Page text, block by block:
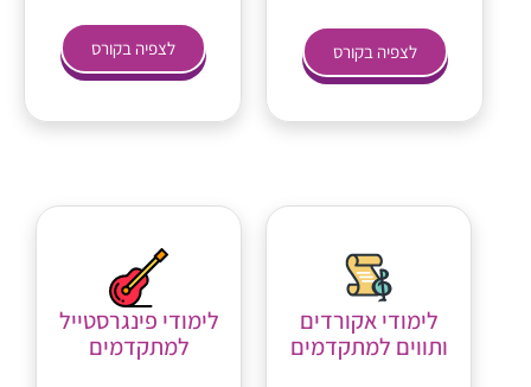
לצפיה בקורס לצפיה בקורס
לימודי אקורדים
ותווים למתקדמים
לימודי פינגרסטייל
למתקדמים